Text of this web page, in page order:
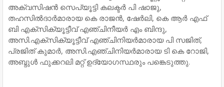
അക്വസിഷന്‍ സെപ്യൂട്ടി കലക്ടര്‍ പി ഷാജു,
തഹസില്‍ദാര്‍മാരായ കെ രാജന്‍, ഷേര്‍ലി, കെ ആര്‍ എഫ്
ബി എക്‌സിക്യൂട്ടീവ് എഞ്ചിനീയര്‍ എം ബിന്ദു,
അസി.എക്‌സിക്യൂട്ടീവ് എഞ്ചിനിയര്‍മാരായ പി സജിത്,
പ്രജിത് കുമാര്‍, അസി.എഞ്ചിനിയര്‍മാരായ ടി കെ റോജി,
അബ്ദുള്‍ ഫുക്കറലി മറ്റ് ഉദ്യോഗസ്ഥരും പങ്കെടുത്തു.